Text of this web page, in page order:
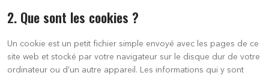
2. Que sont les cookies ?
Un cookie est un petit fichier simple envoyé avec les pages de ce
site web et stocké par votre navigateur sur le disque dur de votre
ordinateur ou d’un autre appareil. Les informations qui y sont